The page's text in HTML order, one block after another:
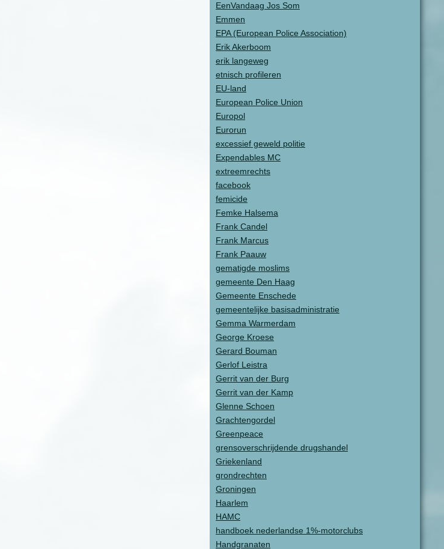
EenVandaag Jos Som
Emmen
EPA (European Police Association)
Erik Akerboom
erik langeweg
etnisch profileren
EU-land
European Police Union
Europol
Eurorun
excessief geweld politie
Expendables MC
extreemrechts
facebook
femicide
Femke Halsema
Frank Candel
Frank Marcus
Frank Paauw
gematigde moslims
gemeente Den Haag
Gemeente Enschede
gemeentelijke basisadministratie
Gemma Warmerdam
George Kroese
Gerard Bouman
Gerlof Leistra
Gerrit van der Burg
Gerrit van der Kamp
Glenne Schoen
Grachtengordel
Greenpeace
grensoverschrijdende drugshandel
Griekenland
grondrechten
Groningen
Haarlem
HAMC
handboek nederlandse 1%-motorclubs
Handgranaten